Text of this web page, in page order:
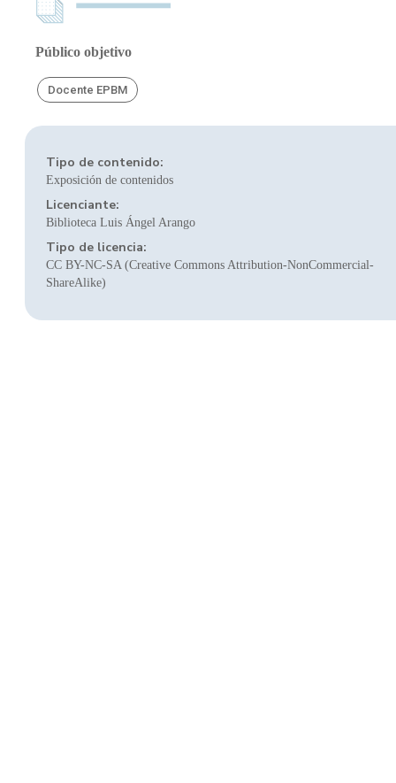
Público objetivo
Docente EPBM
Tipo de contenido:
Exposición de contenidos
Licenciante:
Biblioteca Luis Ángel Arango
Tipo de licencia:
CC BY-NC-SA (Creative Commons Attribution-NonCommercial-
ShareAlike)